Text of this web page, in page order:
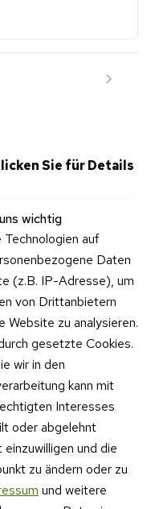
Sie für Details
wichtig
Technologien auf
Daten
(z.B. IP-Adresse), um
von Drittanbietern
Website zu analysieren.
gesetzte Cookies.
wir in den
kann mit
Interesses
oder abgelehnt
und die
zu ändern oder zu
und weitere